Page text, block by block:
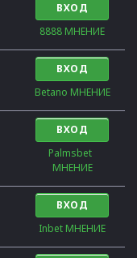
ВХОД
8888 МНЕНИЕ
ВХОД
Betano МНЕНИЕ
ВХОД
Palmsbet
МНЕНИЕ
ВХОД
Inbet МНЕНИЕ